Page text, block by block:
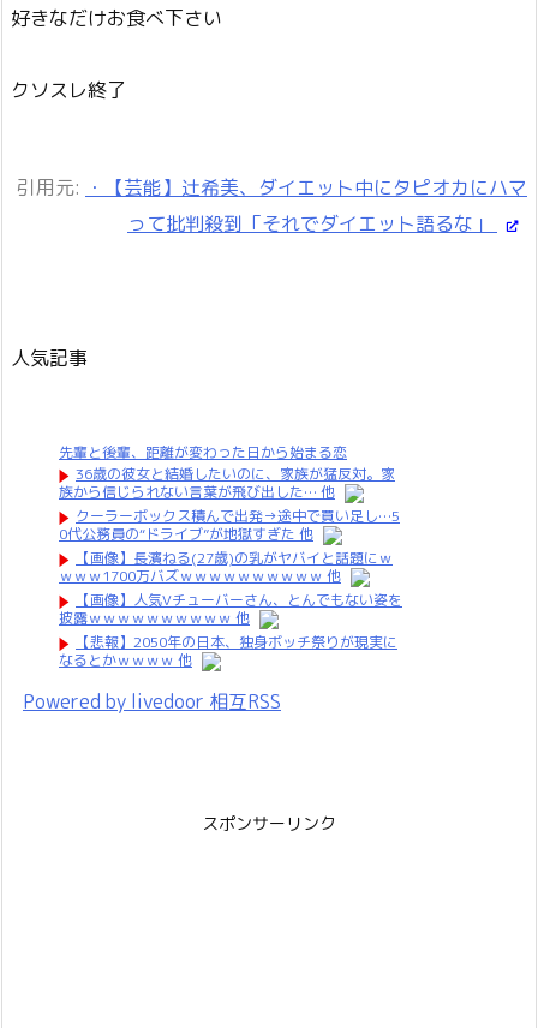
好きなだけお食べ下さい
クソスレ終了
引用元: ・【芸能】辻希美、ダイエット中にタピオカにハマ
って批判殺到「それでダイエット語るな」
人気記事
先輩と後輩、距離が変わった日から始まる恋
36歳の彼女と結婚したいのに、家族が猛反対。家
族から信じられない言葉が飛び出した… 他
クーラーボックス積んで出発→途中で買い足し…5
0代公務員の“ドライブ”が地獄すぎた 他
【画像】長濱ねる(27歳)の乳がヤバイと話題にｗ
ｗｗｗ1700万バズｗｗｗｗｗｗｗｗｗｗ 他
【画像】人気Vチューバーさん、とんでもない姿を
披露ｗｗｗｗｗｗｗｗｗｗ 他
【悲報】2050年の日本、独身ボッチ祭りが現実に
なるとかｗｗｗｗ 他
Powered by livedoor 相互RSS
スポンサーリンク